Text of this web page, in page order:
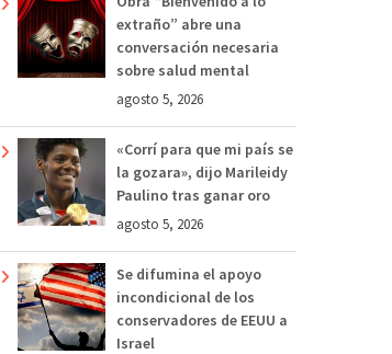
extraño” abre una
conversación necesaria
sobre salud mental
agosto 5, 2026
«Corrí para que mi país se
la gozara», dijo Marileidy
Paulino tras ganar oro
agosto 5, 2026
Se difumina el apoyo
incondicional de los
conservadores de EEUU a
Israel